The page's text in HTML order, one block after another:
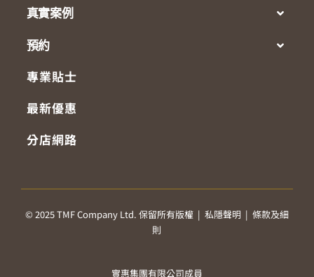
真實案例
預約
專業貼士
最新優惠
分店網路
© 2025 TMF Company Ltd. 保留所有版權 |私隱聲明 |條款及細
則
實惠集團有限公司成員